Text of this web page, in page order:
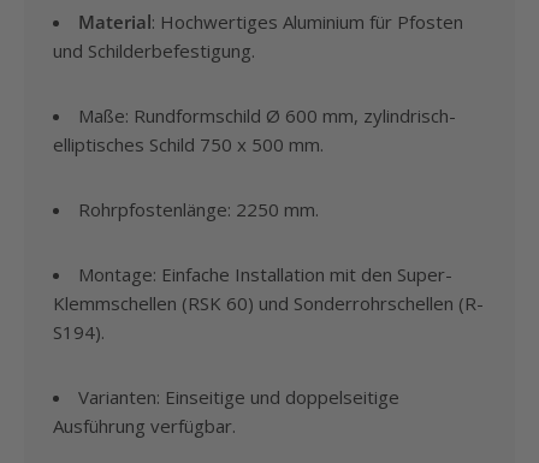
Material: Hochwertiges Aluminium für Pfosten
und Schilderbefestigung.
Maße: Rundformschild Ø 600 mm, zylindrisch-
elliptisches Schild 750 x 500 mm.
Rohrpfostenlänge: 2250 mm.
Montage: Einfache Installation mit den Super-
Klemmschellen (RSK 60) und Sonderrohrschellen (R-
S194).
Varianten: Einseitige und doppelseitige
Ausführung verfügbar.